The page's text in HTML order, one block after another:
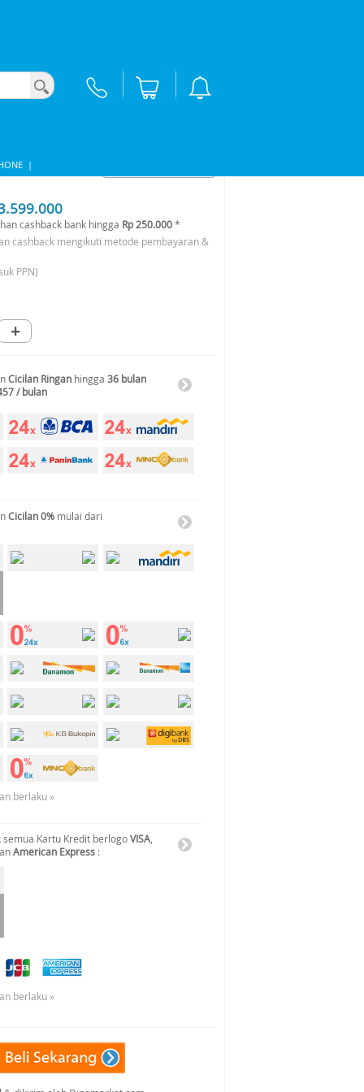
|
cashback bank hingga Rp 250.000*
cashback mengikuti metode pembayaran &
PPN)
+
Cicilan Ringan hingga 36 bulan
/ bulan
Cicilan 0% mulai dari
berlaku »
Kartu Kredit berlogoVISA
American Express :
berlaku »